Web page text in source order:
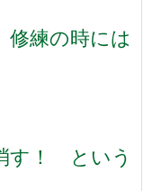
練の時には
す！ という